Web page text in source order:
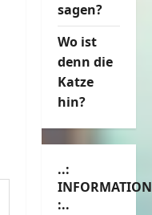
sagen?
Wo ist
denn die
Katze
hin?
..:
:..